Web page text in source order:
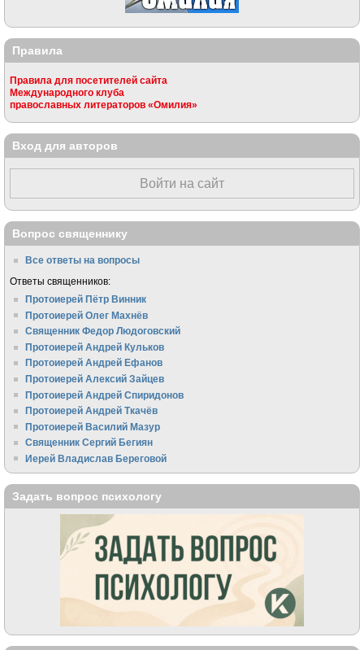
Правила
Правила для посетителей сайта
Международного клуба
православных литераторов «Омилия»
Вход для авторов
Войти на сайт
Вопрос священнику
Все ответы на вопросы
Ответы священников:
Протоиерей Пётр Винник
Протоиерей Олег Махнёв
Священник Федор Людоговский
Протоиерей Андрей Кульков
Протоиерей Андрей Ефанов
Протоиерей Алексий Зайцев
Протоиерей Андрей Спиридонов
Протоиерей Андрей Ткачёв
Протоиерей Василий Мазур
Священник Сергий Бегиян
Иерей Владислав Береговой
Задать вопрос психологу